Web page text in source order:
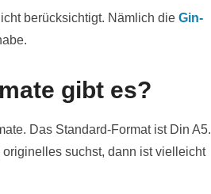
berücksichtigt. Nämlich die Gin-
gibt es?
Das Standard-Format ist Din A5.
suchst, dann ist vielleicht